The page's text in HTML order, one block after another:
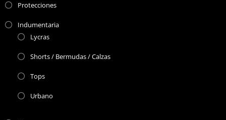
Protecciones
Indumentaria
Lycras
Shorts / Bermudas / Calzas
Tops
Urbano